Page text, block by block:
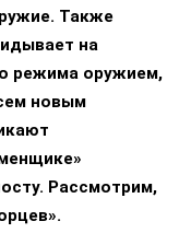
Также
на
режима оружием,
новым
Рассмотрим,